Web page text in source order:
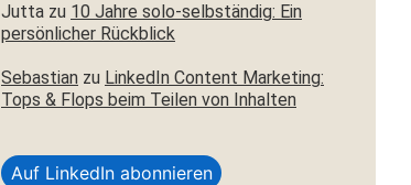
Jutta zu 10 Jahre solo-selbständig: Ein
persönlicher Rückblick
Sebastian zu LinkedIn Content Marketing:
Tops & Flops beim Teilen von Inhalten
Auf LinkedIn abonnieren